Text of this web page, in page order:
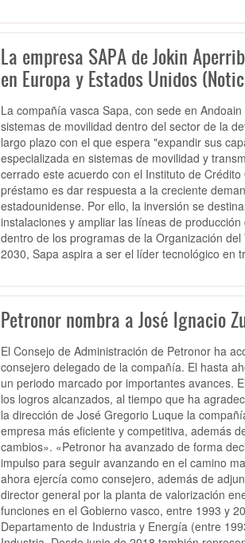
La empresa SAPA de Jokin
en Europa y Estados Unidos
La compañía vascaSapa, con sede en
sistemas de movilidad dentro del sector de la
largo plazo con el que espera "expandir sus
especializada en sistemas de movilidad y
cerrado este acuerdo con el Instituto de
préstamo es dar respuesta a la creciente
estadounidense. Por ello, la inversión se
instalaciones y ampliar las líneas de producción
dentro de los programas de la Organización
2030, Sapa aspira a ser el líder tecnológico en
Petronor nombra a José Ignacio
El Consejo de Administración de Petronor ha
consejero delegado de la compañía. El hasta
un periodo marcado por importantes avances.
los logros alcanzados, al tiempo que ha
la dirección de José Gregorio Luque la
empresa más eficiente y competitiva, además
cambios». «Petronor ha avanzado de forma
impulso para seguir avanzando en el camino
ahora ejercía como consejero, además de
director general por la planta de valorización
funciones en el Gobierno vasco, entre 1993 y
Departamento de Industria y Energía (entre